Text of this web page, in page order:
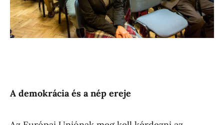
A demokráciaés a nép ereje